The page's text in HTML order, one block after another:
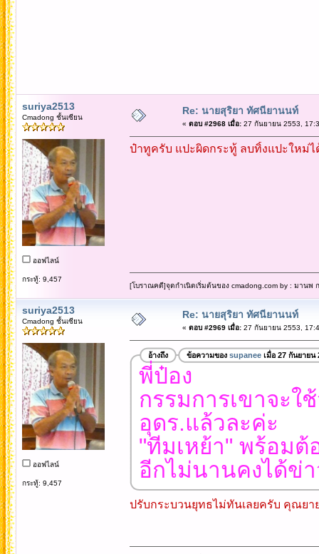
suriya2513
Cmadong ชั้นเซียน
ออฟไลน์
กระทู้: 9,457
Re: นายสุริยา ทัศนียานนท์
« ตอบ #2968 เมื่อ:27 กันยายน 2553,
ป๋าทูครับ แปะผิดกระทู้ ลบทิ้งแปะใหม่
[โบราณคดี]จุดกำเนิดเริ่มต้นของ cmadong.com by : มานพ
suriya2513
Cmadong ชั้นเซียน
ออฟไลน์
กระทู้: 9,457
Re: นายสุริยา ทัศนียานนท์
« ตอบ #2969 เมื่อ:27 กันยายน 2553,
อ้างถึง ข้อความของ supaneeเมื่อ 27 กันยายน
พี่ป๋อง
กรรมการเขาจะใ
อุดร.แล้วละค่ะ
"ทีมเหย้า" พร้อม
อีกไม่นานคงได้ข่
ปรับกระบวนยุทธไม่ทันเลยครับ คุณยา